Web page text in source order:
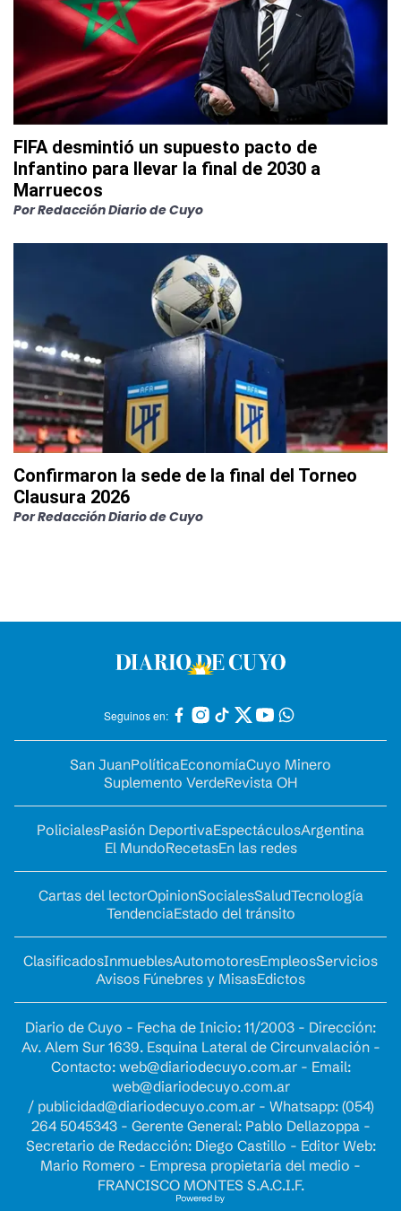
FIFA desmintió un supuesto pacto de
Infantino para llevar la final de 2030 a
Marruecos
PorRedacción Diario de Cuyo
Confirmaron la sede de la final del Torneo
Clausura 2026
PorRedacción Diario de Cuyo
Seguinos en:
San JuanPolíticaEconomíaCuyo Minero
Suplemento VerdeRevista OH
PolicialesPasión DeportivaEspectáculosArgentina
El MundoRecetasEn las redes
Cartas del lectorOpinionSocialesSaludTecnología
TendenciaEstado del tránsito
ClasificadosInmueblesAutomotoresEmpleosServicios
Avisos Fúnebres y MisasEdictos
Diario de Cuyo - Fecha de Inicio: 11/2003 - Dirección:
Av. Alem Sur 1639. Esquina Lateral de Circunvalación -
Contacto: web@diariodecuyo.com.ar- Email:
web@diariodecuyo.com.ar
/ publicidad@diariodecuyo.com.ar- Whatsapp: (054)
264 5045343 - Gerente General: Pablo Dellazoppa -
Secretario de Redacción: Diego Castillo - Editor Web:
Mario Romero - Empresa propietaria del medio -
FRANCISCO MONTES S.A.C.I.F.